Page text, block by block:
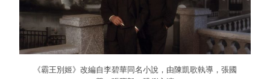
《霸王別姬》改編自李碧華同名小說，由陳凱歌執導，張國